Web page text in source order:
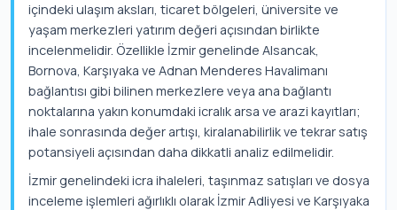
içindeki ulaşım aksları, ticaret bölgeleri, üniversite ve
yaşam merkezleri yatırım değeri açısından birlikte
incelenmelidir. Özellikle İzmir genelinde Alsancak,
Bornova, Karşıyaka ve Adnan Menderes Havalimanı
bağlantısı gibi bilinen merkezlere veya ana bağlantı
noktalarına yakın konumdaki icralık arsa ve arazi kayıtları;
ihale sonrasında değer artışı, kiralanabilirlik ve tekrar satış
potansiyeli açısından daha dikkatli analiz edilmelidir.
İzmir genelindeki icra ihaleleri, taşınmaz satışları ve dosya
inceleme işlemleri ağırlıklı olarak İzmir Adliyesi ve Karşıyaka